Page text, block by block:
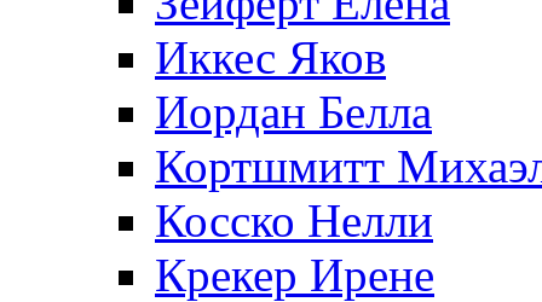
Иккес Яков
Иордан Белла
Кортшмитт
Косско Нелли
Крекер Ирене